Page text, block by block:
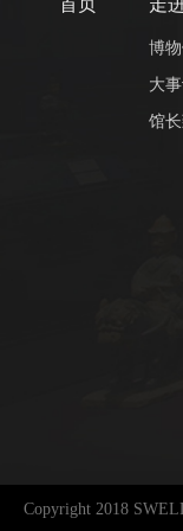
首页 走
博
大
馆
Copyright 2018